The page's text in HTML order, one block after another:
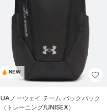
NEW
UAノーウェイ チーム バックパック
（トレーニング/UNISEX）